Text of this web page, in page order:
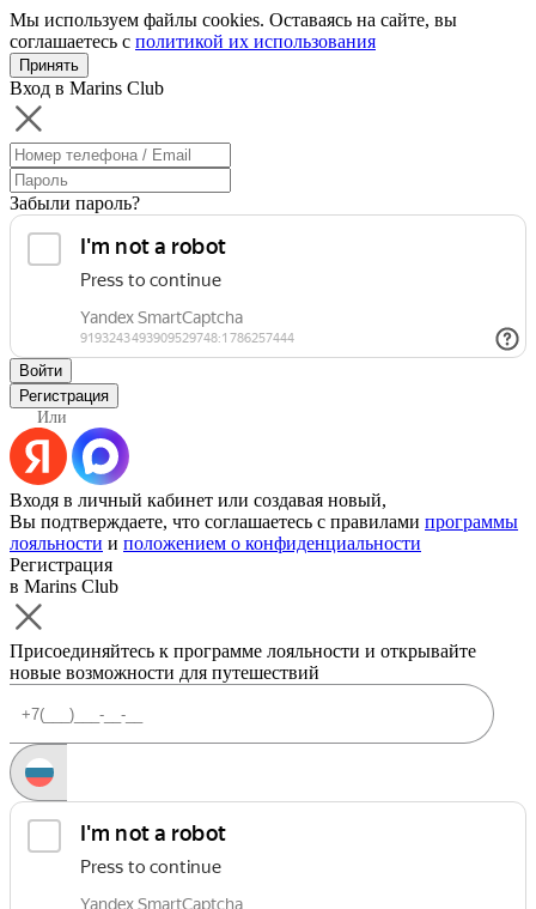
Мы используем файлы cookies. Оставаясь на сайте, вы
соглашаетесь с политикой их использования
Принять
Вход в Marins Club
Забыли пароль?
Войти
Регистрация
Или
Входя в личный кабинет или создавая новый,
Вы подтверждаете, что соглашаетесь с правилами программы
лояльности и положением о конфиденциальности
Регистрация
в Marins Club
Присоединяйтесь к программе лояльности и открывайте
новые возможности для путешествий
Запросить код